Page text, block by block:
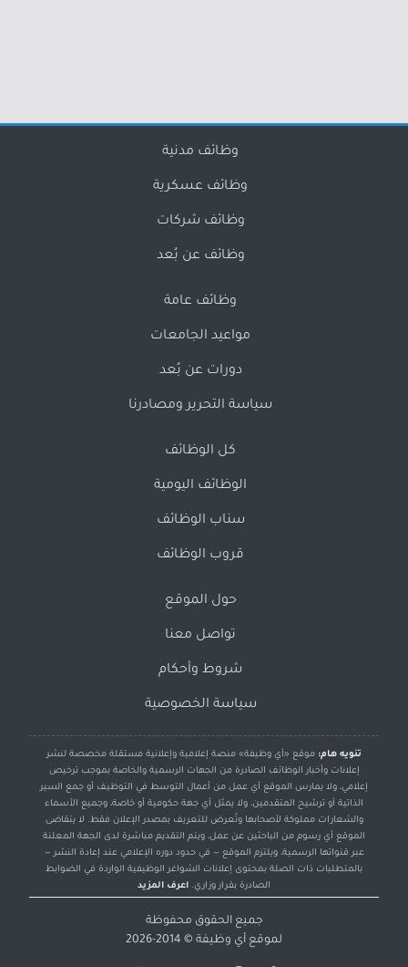
وظائف مدنية
وظائف عسكرية
وظائف شركات
وظائف عن بُعد
وظائف عامة
مواعيد الجامعات
دورات عن بُعد
سياسة التحرير ومصادرنا
كل الوظائف
الوظائف اليومية
سناب الوظائف
قروب الوظائف
حول الموقع
تواصل معنا
شروط وأحكام
سياسة الخصوصية
تنويه هام: موقع «أي وظيفة» منصة إعلامية وإعلانية مستقلة مخصصة لنشر
إعلانات وأخبار الوظائف الصادرة من الجهات الرسمية والخاصة بموجب ترخيص
إعلامي، ولا يمارس الموقع أي عمل من أعمال التوسط في التوظيف أو جمع السير
الذاتية أو ترشيح المتقدمين، ولا يمثل أي جهة حكومية أو خاصة، وجميع الأسماء
والشعارات مملوكة لأصحابها وتُعرض للتعريف بمصدر الإعلان فقط. لا يتقاضى
الموقع أي رسوم من الباحثين عن عمل، ويتم التقديم مباشرة لدى الجهة المعلنة
عبر قنواتها الرسمية، ويلتزم الموقع — في حدود دوره الإعلامي عند إعادة النشر —
بالمتطلبات ذات الصلة بمحتوى إعلانات الشواغر الوظيفية الواردة في الضوابط
الصادرة بقرار وزاري. اعرف المزيد
جميع الحقوق محفوظة
لموقع أي وظيفة © 2014-2026